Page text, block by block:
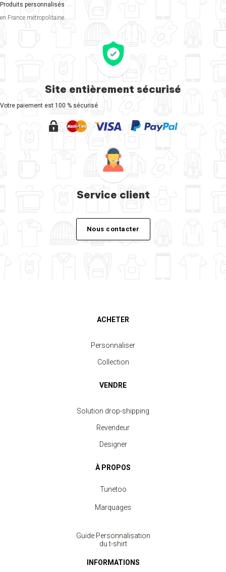
Produits personnalisés
en France métropolitaine.
Site entièrement sécurisé
Votre paiement est 100 % sécurisé
Service client
Nous contacter
ACHETER
Personnaliser
Collection
VENDRE
Solution drop-shipping
Revendeur
Designer
À PROPOS
Tunetoo
Marquages
Guide Personnalisation
du t-shirt
INFORMATIONS